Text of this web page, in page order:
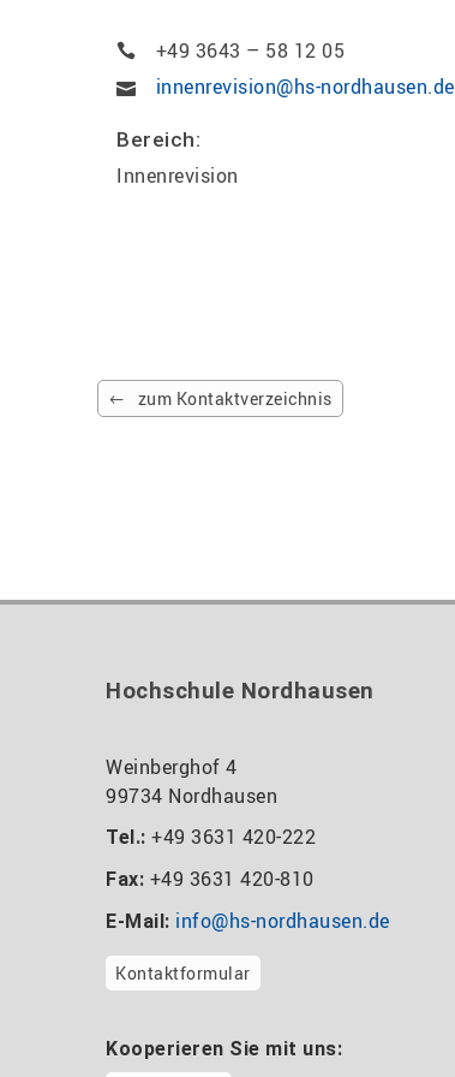
+49 3643 – 58 12 05
innenrevision@hs-nordhausen.de
Bereich:
Innenrevision
zum Kontaktverzeichnis
Hochschule Nordhausen
Weinberghof 4
99734 Nordhausen
Tel.: +49 3631 420-222
Fax: +49 3631 420-810
E-Mail: info@hs-nordhausen.de
Kontaktformular
Kooperieren Sie mit uns: